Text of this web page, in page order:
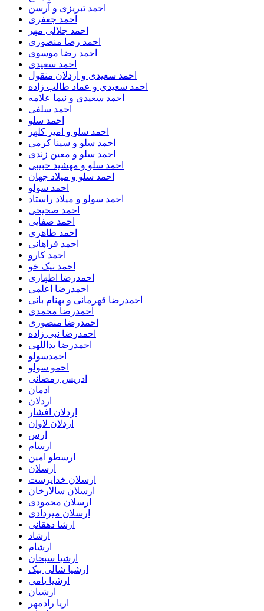
احمد تبریزی و آرسن
احمد جعفری
احمد جلالی مهر
احمد رضا منصوری
احمد رضا موسوی
احمد سعیدی
احمد سعیدی و اردلان منقول
احمد سعیدی و عماد طالب زاده
احمد سعیدی و نیما علامه
احمد سلفی
احمد سلو
احمد سلو و امیر کلهر
احمد سلو و سینا کرمی
احمد سلو و معین زندی
احمد سلو و مهشید حبیبی
احمد سلو و میلاد جهان
احمد سولو
احمد سولو و میلاد راستاد
احمد صحیحی
احمد صفایی
احمد طاهری
احمد فراهانی
احمد کارو
احمد نیک خو
احمدرضا اطهاری
احمدرضا اعلمی
احمدرضا قهرمانی و بهنام بانی
احمدرضا محمدی
احمدرضا منصوری
احمدرضا نبی زاده
احمدرضا یداللهی
احمدسولو
احمو سولو
ادریس رمضانی
ادمان
اردلان
اردلان افشار
اردلان لاوان
ارس
ارسام
ارسطو امین
ارسلان
ارسلان خداپرست
ارسلان سالارخان
ارسلان محمودی
ارسلان میردادی
ارشا دهقانی
ارشاد
ارشام
ارشیا سبحان
ارشیا شالی بیک
ارشیا یامی
ارشیان
اریا رادمهر